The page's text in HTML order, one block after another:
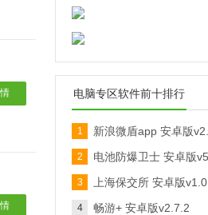
淘宝标题优化助手v1.0
百度邮箱检测v1.0绿色
网易闪电邮V2.4.1.30
CrossFTP(FTP客户端
中文免费版
FlashFXPv5.4.0.3970
版
电脑专区软件前十排行
1 新浪微盾app 安卓版
2 电池防爆卫士 安卓版
3 上海保交所 安卓版
4 畅游+ 安卓版v2.7.2